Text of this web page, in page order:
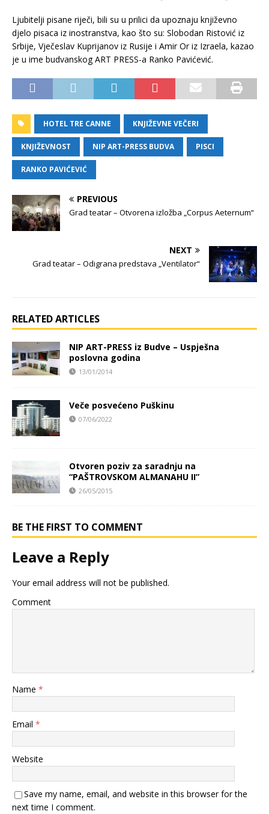
Ljubitelji pisane riječi, bili su u prilici da upoznaju književno
djelo pisaca iz inostranstva, kao što su: Slobodan Ristović iz
Srbije, Vječeslav Kuprijanov iz Rusije i Amir Or iz Izraela, kazao
je u ime budvanskog ART PRESS-a Ranko Pavićević.
HOTEL TRE CANNE KNJIŽEVNE VEČERI
KNJIŽEVNOST NIP ART-PRESS BUDVA PISCI
RANKO PAVIĆEVIĆ
PREVIOUS
Grad teatar – Otvorena izložba „Corpus Aeternum“
NEXT
Grad teatar – Odigrana predstava „Ventilator“
RELATED ARTICLES
NIP ART-PRESS iz Budve – Uspješna
poslovna godina
13/01/2014
Veče posvećeno Puškinu
07/06/2022
Otvoren poziv za saradnju na
“PAŠTROVSKOM ALMANAHU II”
26/05/2015
BE THE FIRST TO COMMENT
Leave a Reply
Your email address will not be published.
Comment
Name *
Email *
Website
Save my name, email, and website in this browser for the
next time I comment.